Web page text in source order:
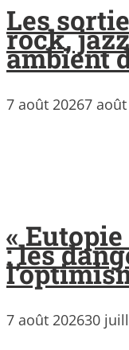
Les
rock,
ambient
7 août 20267
«
: les
7 août 202630